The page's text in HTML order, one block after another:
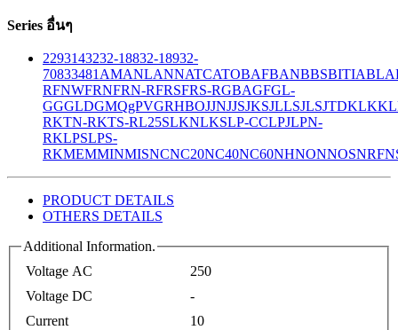
Series อื่นๆ
2293143232-18832-18932-
70833481 AMANLANNATCATOBAFBANBBSBITIABLA
RFNWFRNFRN-RFRSFRS-RGBAGFGL-
GGGLDGMQgPVGRHBOJJNJJSJKSJLLSJLSJTDKLK
RKTN-RKTS-RL25SLKNLKSLP-CCLPJLPN-
RKLPSLPS-
RKMEMMINMISNCNC20NC40NC60NHNONNOSNRF
PRODUCT DETAILS
OTHERS DETAILS
Additional Information.
Voltage AC
250
Voltage DC
-
Current
10